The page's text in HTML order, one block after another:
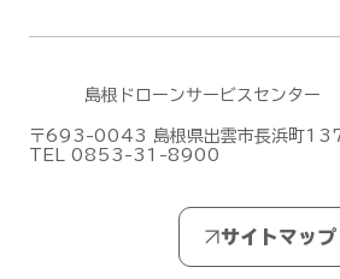
DJIがMic Mini シリー
島根ドローンサービスセンター
〒693-0043 島根県出雲市長浜町
TEL 0853-31-8900